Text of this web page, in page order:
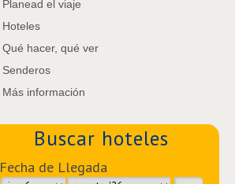
Planead el viaje
Hoteles
Qué hacer, qué ver
Senderos
Más información
Buscar hoteles
Fecha de Llegada